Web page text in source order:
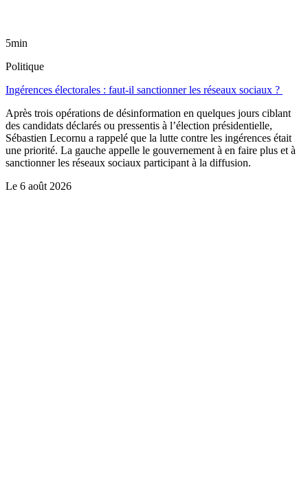
5min
Politique
Ingérences électorales : faut-il sanctionner les réseaux sociaux ?
Après trois opérations de désinformation en quelques jours ciblant
des candidats déclarés ou pressentis à l’élection présidentielle,
Sébastien Lecornu a rappelé que la lutte contre les ingérences était
une priorité. La gauche appelle le gouvernement à en faire plus et à
sanctionner les réseaux sociaux participant à la diffusion.
Le 6 août 2026